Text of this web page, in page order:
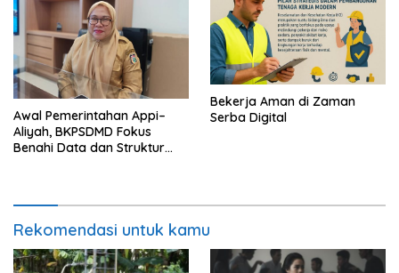
Awal Pemerintahan Appi–
Aliyah, BKPSDMD Fokus
Benahi Data dan Struktur
Bekerja Aman di Zaman
Serba Digital
Rekomendasi untuk kamu